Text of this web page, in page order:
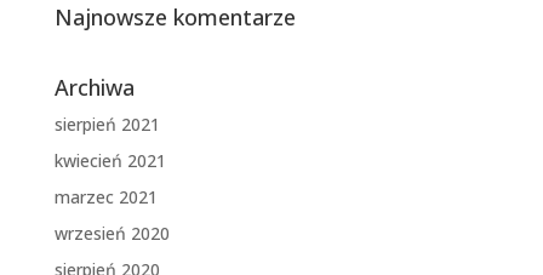
Najnowsze komentarze
Archiwa
sierpień 2021
kwiecień 2021
marzec 2021
wrzesień 2020
sierpień 2020